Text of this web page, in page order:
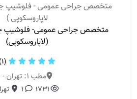
متخصص جراحی عمومی - فلوشیپ
لاپاروسکوپی )
متخصص جراحی عمومی- فلوشیپ
(لاپاروسکوپی)
(1)
مطب 1: تهران -
1731
1